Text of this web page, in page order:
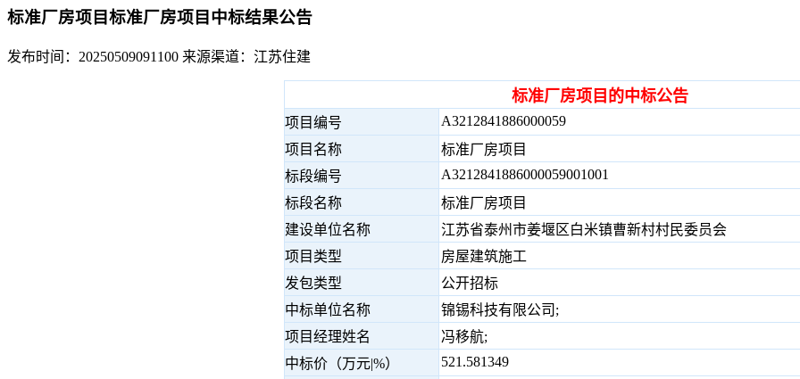
标准厂房项目标准厂房项目中标结果公告
发布时间：20250509091100 来源渠道：江苏住建
标准厂房项目的中标公告
项目编号
A3212841886000059
项目名称
标准厂房项目
标段编号
A3212841886000059001001
标段名称
标准厂房项目
建设单位名称
江苏省泰州市姜堰区白米镇曹新村村民委员会
项目类型
房屋建筑施工
发包类型
公开招标
中标单位名称
锦锡科技有限公司;
项目经理姓名
冯移航;
中标价（万元|%）
521.581349